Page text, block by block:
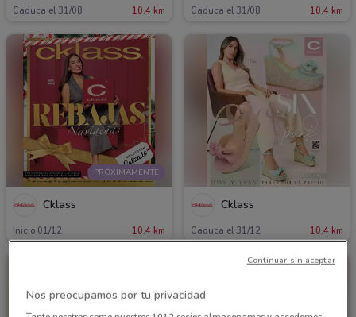
Caduca el 31/08 10.4 km Caduca el 31/08 10.4 km
PRÓXIMAMENTE
Cklass
Inicio 01/12 10.4 km
Cklass
Caduca el 31/12 10.4 km
Nos preocupamos por tu privacidad
Continuar sin aceptar